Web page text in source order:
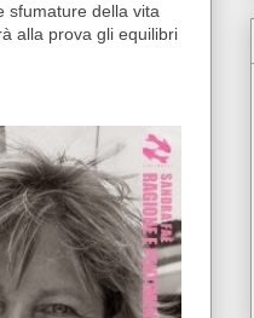
sfumature della vita
alla prova gli equilibri